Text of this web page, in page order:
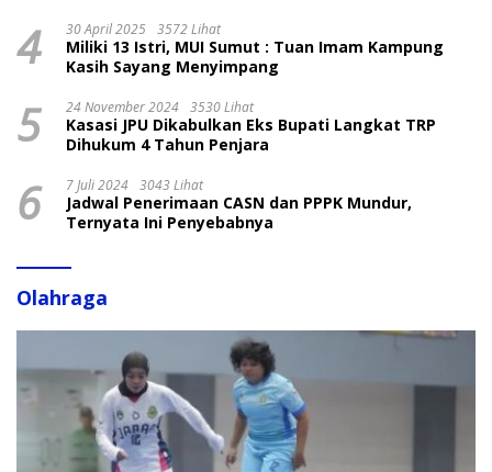
4 30 April 2025 3572 Lihat
Miliki 13 Istri, MUI Sumut : Tuan Imam Kampung
Kasih Sayang Menyimpang
5 24 November 2024 3530 Lihat
Kasasi JPU Dikabulkan Eks Bupati Langkat TRP
Dihukum 4 Tahun Penjara
6 7 Juli 2024 3043 Lihat
Jadwal Penerimaan CASN dan PPPK Mundur,
Ternyata Ini Penyebabnya
Olahraga